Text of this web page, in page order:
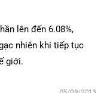
lên đến 6.08%,
nhiên khi tiếp tục
giới.